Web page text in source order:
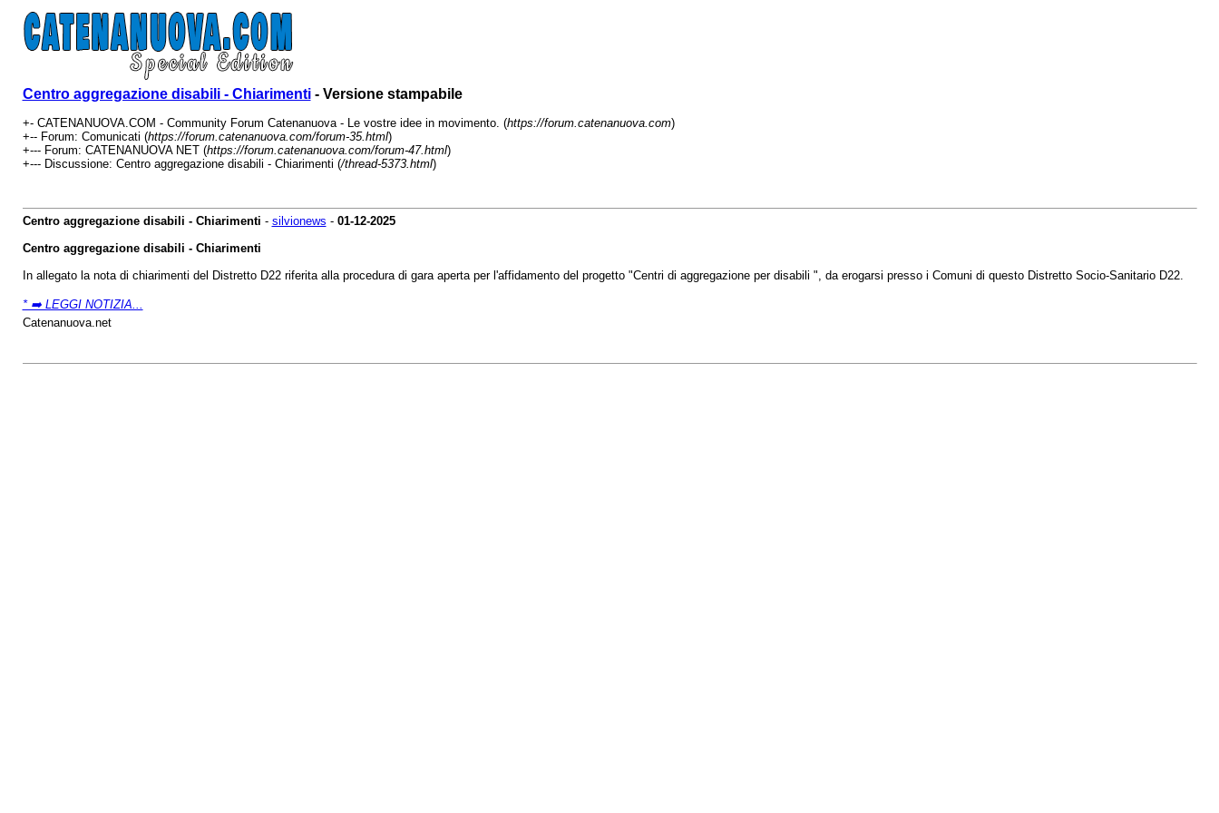
Centro aggregazione disabili - Chiarimenti- Versione stampabile
+- CATENANUOVA.COM - Community Forum Catenanuova - Le vostre idee in movimento. (https://forum.catenanuova.com)
+-- Forum: Comunicati (https://forum.catenanuova.com/forum-35.html)
+--- Forum: CATENANUOVA NET (https://forum.catenanuova.com/forum-47.html)
+--- Discussione: Centro aggregazione disabili - Chiarimenti (/thread-5373.html)
Centro aggregazione disabili - Chiarimenti - silvionews - 01-12-2025
Centro aggregazione disabili - Chiarimenti
In allegato la nota di chiarimenti del Distretto D22 riferita alla procedura di gara aperta per l'affidamento del progetto "Centri di aggregazione per disabili ", da erogarsi presso i Comuni di questo Distretto Socio-Sanitario D22.
* ➡️ LEGGI NOTIZIA...
Catenanuova.net